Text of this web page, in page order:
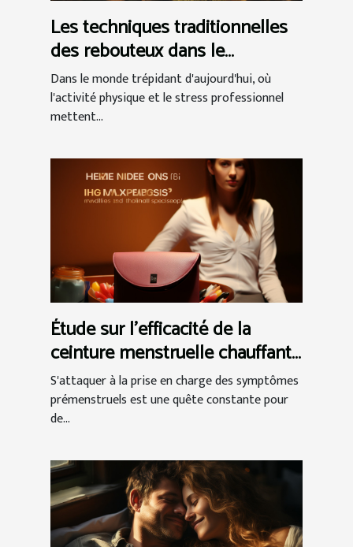
Les techniques traditionnelles
des rebouteux dans le
traitement des douleurs
musculaires et articulaires
Dans le monde trépidant d'aujourd'hui, où
l'activité physique et le stress professionnel
mettent...
Étude sur l'efficacité de la
ceinture menstruelle chauffante
dans la gestion du syndrome
prémenstruel
S'attaquer à la prise en charge des symptômes
prémenstruels est une quête constante pour
de...